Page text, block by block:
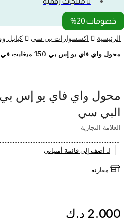
خصومات 20%
الرئيسية
اكسسوارات بي سي
كيابل
محول واي فاي يو إس بي 150 ميغابت في الثانية لأجهزة البي سي
البي سي
العلامة التجارية
أضف إلى قائمة أمنياتي
مقارنة
2.000 د.ك